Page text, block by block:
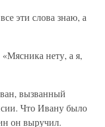
эти слова знаю, а
нету, а я,
вызванный
Что Ивану было
он выручил.